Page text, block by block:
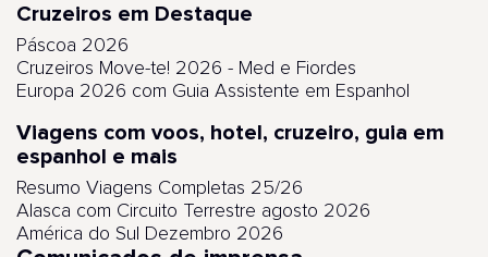
Cruzeiros em Destaque
Páscoa 2026
Cruzeiros Move-te! 2026 - Med e Fiordes
Europa 2026 com Guia Assistente em Espanhol
Viagens com voos, hotel, cruzeiro, guia em
espanhol e mais
Resumo Viagens Completas 25/26
Alasca com Circuito Terrestre agosto 2026
América do Sul Dezembro 2026